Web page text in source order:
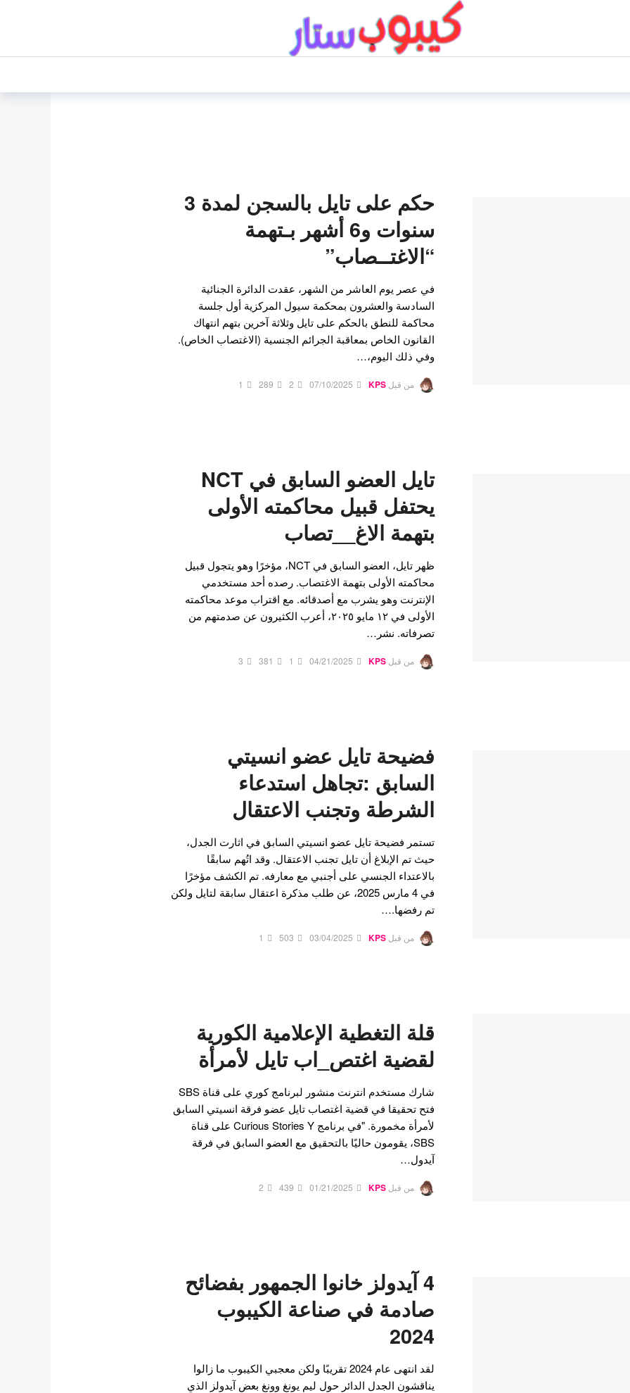
حكم على تايل بالسجن لمدة 3
سنوات و6 أشهر بـتهمة
“الاغتــصاب”
في عصر يوم العاشر من الشهر، عقدت الدائرة الجنائية
السادسة والعشرون بمحكمة سيول المركزية أول جلسة
محاكمة للنطق بالحكم على تايل وثلاثة آخرين بتهم انتهاك
القانون الخاص بمعاقبة الجرائم الجنسية (الاغتصاب الخاص).
وفي ذلك اليوم،…
من قبل KPS
07/10/2025
2
289
1
تايل العضو السابق في NCT
يحتفل قبيل محاكمته الأولى
بتهمة الاغ__تصاب
ظهر تايل، العضو السابق في NCT، مؤخرًا وهو يتجول قبيل
محاكمته الأولى بتهمة الاغتصاب. رصده أحد مستخدمي
الإنترنت وهو يشرب مع أصدقائه. مع اقتراب موعد محاكمته
الأولى في ١٢ مايو ٢٠٢٥، أعرب الكثيرون عن صدمتهم من
تصرفاته. نشر…
من قبل KPS
04/21/2025
1
381
3
فضيحة تايل عضو انسيتي
السابق :تجاهل استدعاء
الشرطة وتجنب الاعتقال
تستمر فضيحة تايل عضو انسيتي السابق في اثارت الجدل،
حيث تم الإبلاغ أن تايل تجنب الاعتقال. وقد اتُهم سابقًا
بالاعتداء الجنسي على أجنبي مع معارفه. تم الكشف مؤخرًا
في 4 مارس 2025، عن طلب مذكرة اعتقال سابقة لتايل ولكن
تم رفضها.…
من قبل KPS
03/04/2025
503
1
قلة التغطية الإعلامية الكورية
لقضية اغتص_اب تايل لأمرأة
شارك مستخدم انترنت منشور لبرنامج كوري على قناة SBS
فتح تحقيقا في قضية اغتصاب تايل عضو فرقة انسيتي السابق
لأمرأة مخمورة. "في برنامج Curious Stories Y على قناة
SBS، يقومون حاليًا بالتحقيق مع العضو السابق في فرقة
آيدول…
من قبل KPS
01/21/2025
439
2
4 آيدولز خانوا الجمهور بفضائح
صادمة في صناعة الكيبوب
2024
لقد انتهى عام 2024 تقريبًا ولكن معجبي الكيبوب ما زالوا
يناقشون الجدل الدائر حول ليم يونغ وونغ بعض آيدولز الذي